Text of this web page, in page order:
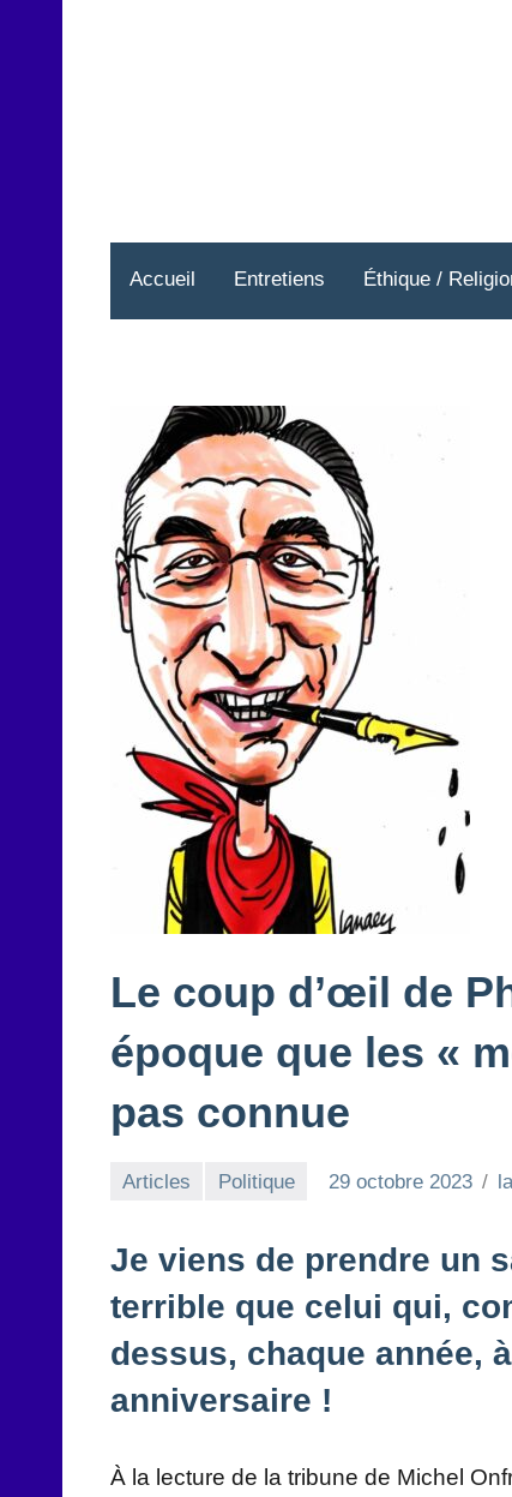
Accueil Entretiens Éthique /
Le coup d’œil de
époque que les «
pas connue
Articles Politique 29 octobre 2023
Je viens de prendre un
terrible que celui qui,
dessus, chaque année,
anniversaire !
À la lecture de la tribune de Michel